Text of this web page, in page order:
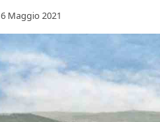
6 Maggio 2021